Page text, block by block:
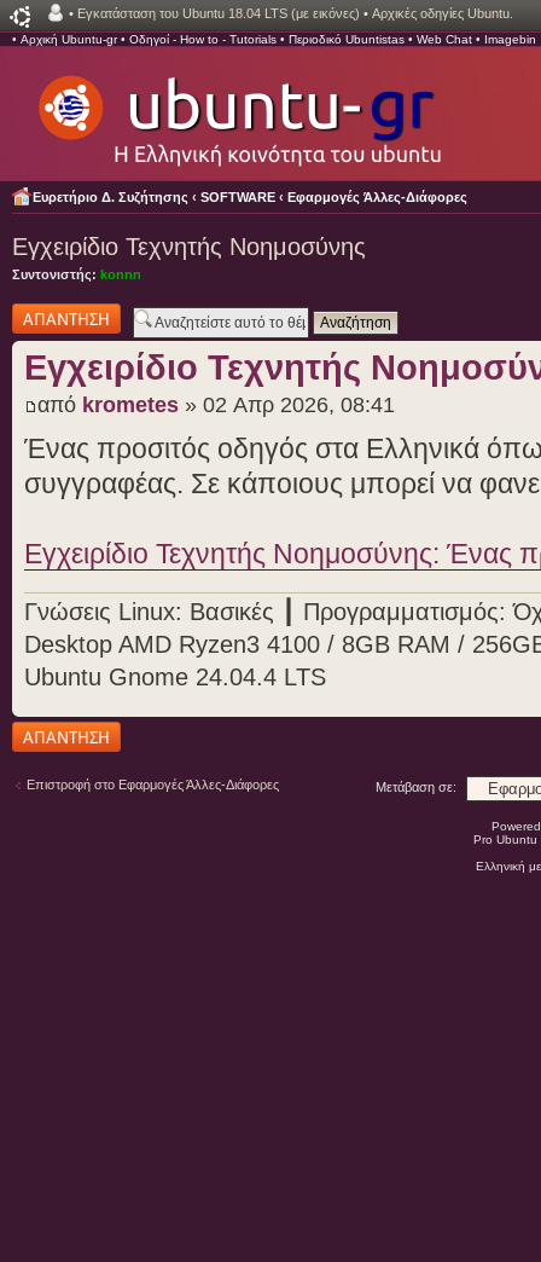
• Εγκατάσταση του Ubuntu 18.04 LTS (με εικόνες) • Αρχικές οδηγίες Ubuntu.
• Αρχική Ubuntu-gr• Οδηγοί - How to - Tutorials • Περιοδικό Ubuntistas • Web Chat • Imagebin
Ευρετήριο Δ. Συζήτησης ‹ SOFTWARE ‹ Εφαρμογές Άλλες-Διάφορες
Εγχειρίδιο Τεχνητής Νοημοσύνης
Συντονιστής: konnn
Δημιουργία
απάντησης
Εγχειρίδιο Τεχνητής
από krometes » 02 Απρ 2026, 08:41
Ένας προσιτός οδηγός στα Ελληνικά
συγγραφέας. Σε κάποιους μπορεί να
Εγχειρίδιο Τεχνητής Νοημοσύνης: Ένας
Γνώσεις Linux: Βασικές ┃ Προγραμματισμός:
Desktop AMD Ryzen3 4100 / 8GB RAM /
Ubuntu Gnome 24.04.4 LTS
Δημιουργία
απάντησης
Επιστροφή στο Εφαρμογές Άλλες-Διάφορες Μετάβαση σε:
Pro
Ελληνική